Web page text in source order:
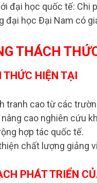
đại học quốc tế: Chi
đại học Đại Nam có
THÁCH
THỨC HIỆN TẠI
tranh cao từ các
nâng cao nghiên cứu
hợp tác quốc tế.
chất lượng giảng
PHÁT TRIỂN